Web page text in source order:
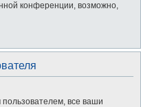
конференции, возможно,
все ваши